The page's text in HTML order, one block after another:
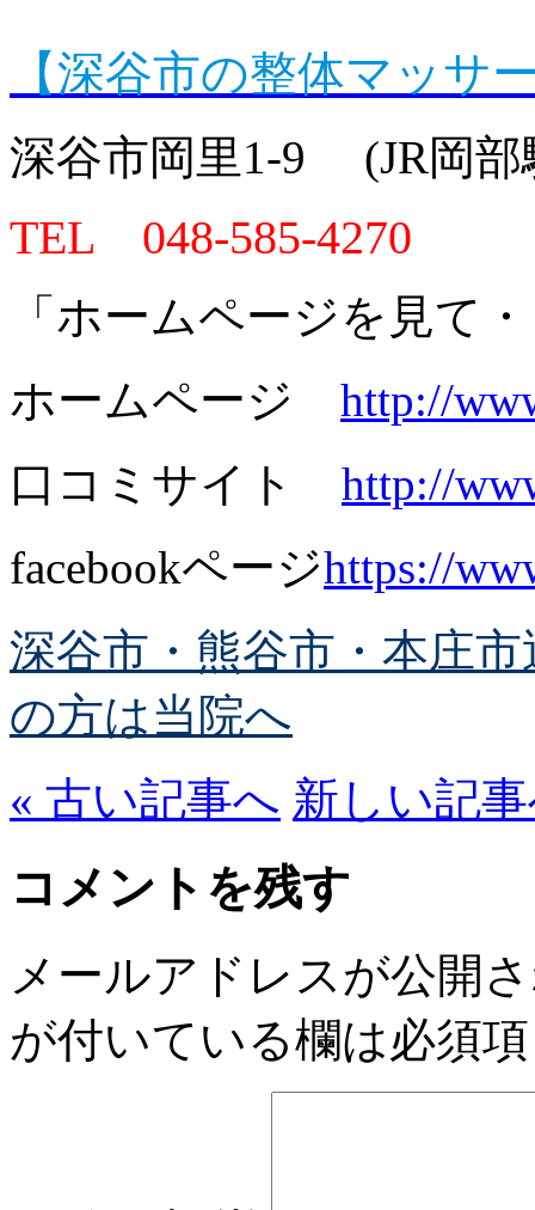
【深谷市の整体マッサ
深谷市岡里1-9 (JR岡部
TEL 048-585-4270
「ホームページを見て
ホームページ http://
口コミサイト http://
facebookページhttps://
深谷市・熊谷市・本庄
の方は当院へ
« 古い記事へ 新しい記
コメントを残す
メールアドレスが公開
が付いている欄は必須